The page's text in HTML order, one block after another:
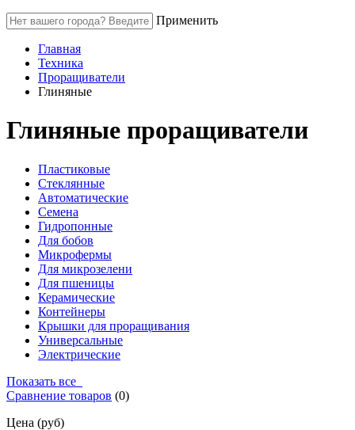
Применить
Главная
Техника
Проращиватели
Глиняные
Глиняные проращиватели
Пластиковые
Стеклянные
Автоматические
Семена
Гидропонные
Для бобов
Микрофермы
Для микрозелени
Для пшеницы
Керамические
Контейнеры
Крышки для проращивания
Универсальные
Электрические
Показать все
Сравнение товаров (0)
Цена (руб)